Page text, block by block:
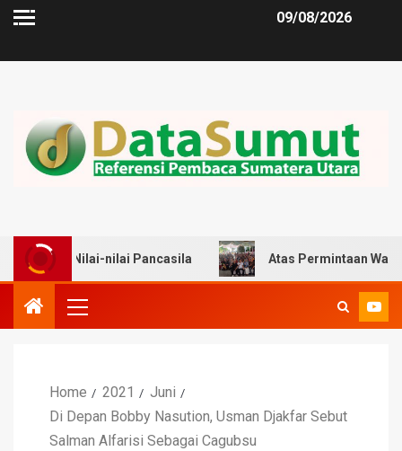
09/08/2026
nilai Pancasila Atas Permintaan Warga,
Home 2021
Juni
Di Depan Bobby Nasution, Usman Djakfar Sebut
Salman Alfarisi Sebagai Cagubsu